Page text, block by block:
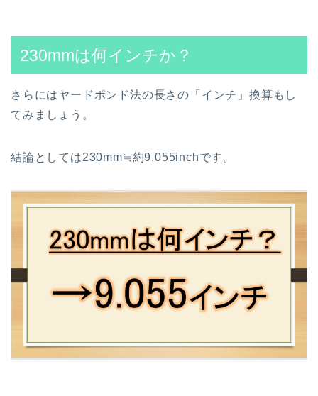
230mmは何インチか？
さらにはヤードポンド法の長さの「インチ」換算もし
てみましょう。
結論としては230mm≒約9.055inchです。